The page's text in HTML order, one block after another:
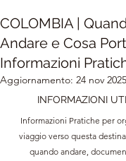
COLOMBIA |
Andare e Cosa
Informazioni
Aggiornamento: 24 nov 2025
INFORMAZIONI
Informazioni Pratiche per
viaggio verso questa
quando andare,